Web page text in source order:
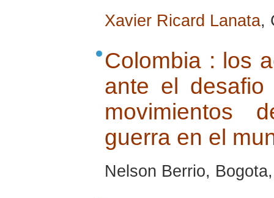
Xavier Ricard Lanata,
Colombia : los
ante el
movimientos
guerra en el
Nelson Berrio,